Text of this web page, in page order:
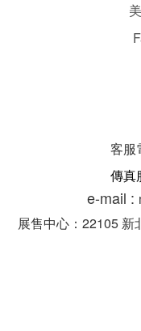
客服
傳真
e-mail :
展售中心：22105 新